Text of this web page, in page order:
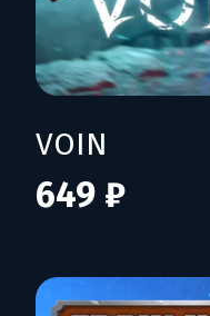
VOIN
649 ₽